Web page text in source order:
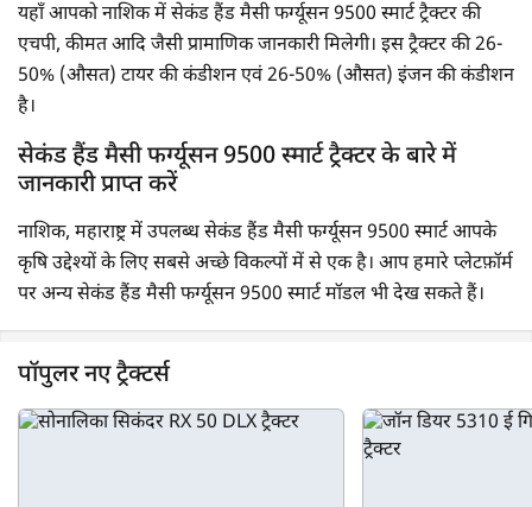
यहाँ आपको नाशिक में सेकंड हैंड मैसी फर्ग्यूसन 9500 स्मार्ट ट्रैक्टर की
एचपी, कीमत आदि जैसी प्रामाणिक जानकारी मिलेगी। इस ट्रैक्टर की 26-
50% (औसत) टायर की कंडीशन एवं 26-50% (औसत) इंजन की कंडीशन
है।
सेकंड हैंड मैसी फर्ग्यूसन 9500 स्मार्ट ट्रैक्टर के बारे में
जानकारी प्राप्त करें
नाशिक, महाराष्ट्र में उपलब्ध सेकंड हैंड मैसी फर्ग्यूसन 9500 स्मार्ट आपके
कृषि उद्देश्यों के लिए सबसे अच्छे विकल्पों में से एक है। आप हमारे प्लेटफ़ॉर्म
पर अन्य सेकंड हैंड मैसी फर्ग्यूसन 9500 स्मार्ट मॉडल भी देख सकते हैं।
पॉपुलर नए ट्रैक्टर्स